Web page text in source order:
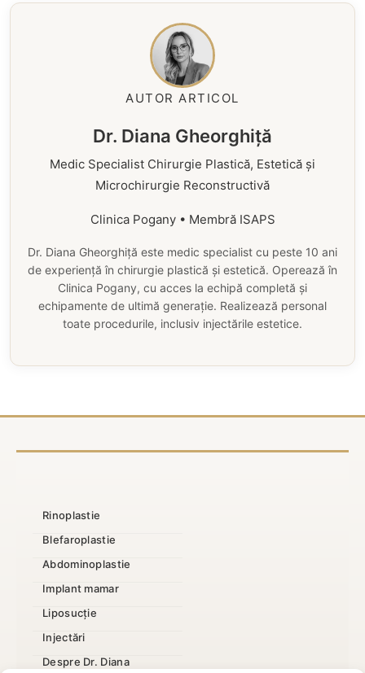
AUTOR ARTICOL
Dr. Diana Gheorghiță
Medic Specialist Chirurgie Plastică, Estetică și
Microchirurgie Reconstructivă
Clinica Pogany • Membră ISAPS
Dr. Diana Gheorghiță este medic specialist cu peste 10 ani
de experiență în chirurgie plastică și estetică. Operează în
Clinica Pogany, cu acces la echipă completă și
echipamente de ultimă generație. Realizează personal
toate procedurile, inclusiv injectările estetice.
Rinoplastie
Blefaroplastie
Abdominoplastie
Implant mamar
Liposucție
Injectări
Despre Dr. Diana